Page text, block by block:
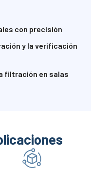
con precisión
y la verificación
filtración en salas